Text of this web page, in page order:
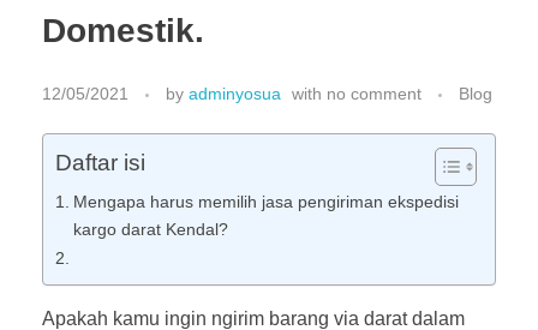
Domestik.
12/05/2021 by adminyosua with no comment Blog
Daftar isi
Mengapa harus memilih jasa pengiriman ekspedisi
kargo darat Kendal?
Apakah kamu ingin ngirim barang via darat dalam